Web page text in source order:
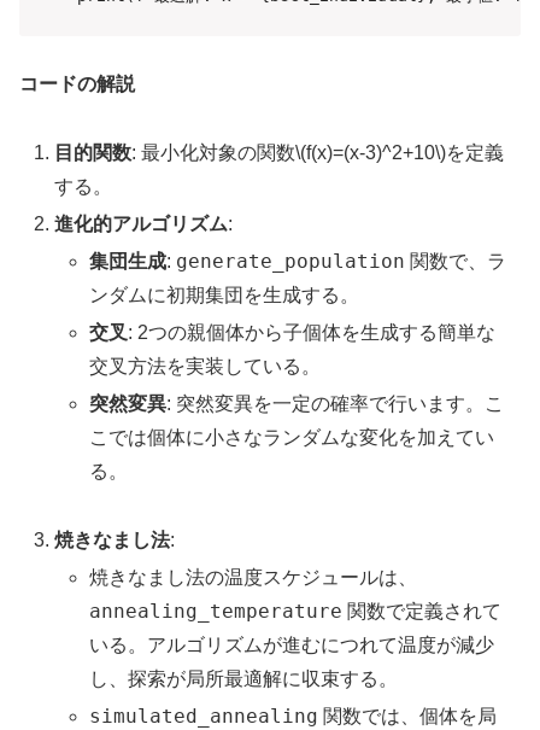
コードの解説
目的関数: 最小化対象の関数\(f(x)=(x-3)^2+10\)を定義
する。
進化的アルゴリズム:
集団生成: generate_population 関数で、ラ
ンダムに初期集団を生成する。
交叉 : 2つの親個体から子個体を生成する簡単な
交叉方法を実装している。
突然変異: 突然変異を一定の確率で行います。こ
こでは個体に小さなランダムな変化を加えてい
る。
焼きなまし法:
焼きなまし法の温度スケジュールは、
annealing_temperature 関数で定義されて
いる。アルゴリズムが進むにつれて温度が減少
し、探索が局所最適解に収束する。
simulated_annealing 関数では、個体を局